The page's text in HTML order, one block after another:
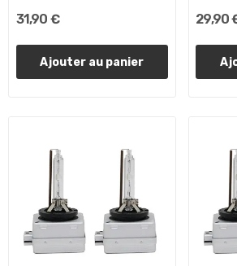
31,90 €
Ajouter au panier
29,90